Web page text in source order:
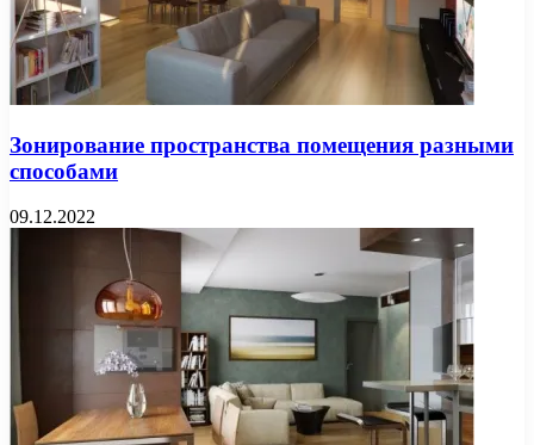
Зонирование пространства помещения разными
способами
09.12.2022